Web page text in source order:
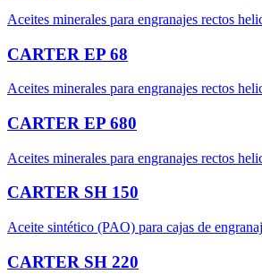
Aceites minerales para engranajes rectos
CARTER EP 68
Aceites minerales para engranajes rectos
CARTER EP 680
Aceites minerales para engranajes rectos
CARTER SH 150
Aceite sintético (PAO) para cajas de
CARTER SH 220